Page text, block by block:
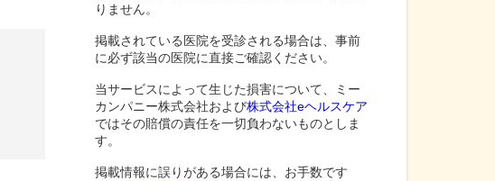
りません。
掲載されている医院を受診される場合は、事前
に必ず該当の医院に直接ご確認ください。
当サービスによって生じた損害について、ミー
カンパニー株式会社および株式会社eヘルスケア
ではその賠償の責任を一切負わないものとしま
す。
掲載情報に誤りがある場合には、お手数です